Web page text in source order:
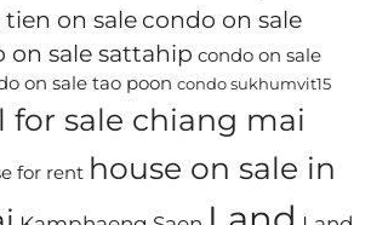
on sale condo on sale
on sale sattahip condo on sale
on sale tao poon condo sukhumvit15
for sale chiang mai
for rent house on sale in